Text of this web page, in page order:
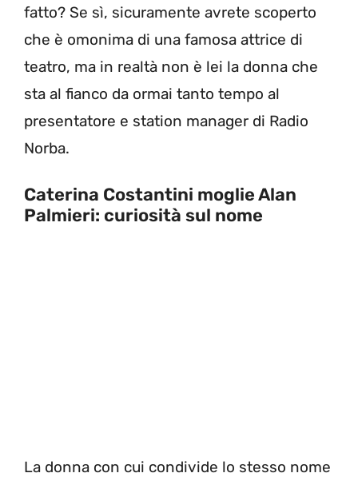
fatto? Se sì, sicuramente avrete scoperto
che è omonima di una famosa attrice di
teatro, ma in realtà non è lei la donna che
sta al fianco da ormai tanto tempo al
presentatore e station manager di Radio
Norba.
Caterina Costantini moglie Alan
Palmieri: curiosità sul nome
La donna con cui condivide lo stesso nome